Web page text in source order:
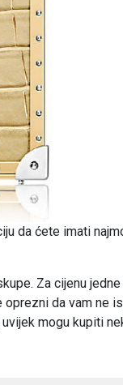
da ćete imati
Za cijenu
oprezni da vam ne
mogu kupiti